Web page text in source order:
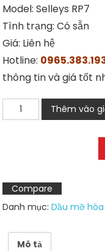
Model: Selleys RP7
Tình trạng: Có sẵn
Giá: Liên hệ
Hotline:
thông tin và giá tốt
Bình
xịt
rỉ
sét
Selleys
Thêm vào
Compare
Danh mục:Dầu mỡ
Mô tả